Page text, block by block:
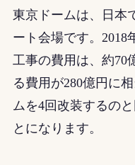
東京ドームは、日本
ート会場です。2018
工事の費用は、約70
る費用が280億円に
ムを4回改装するの
とになります。